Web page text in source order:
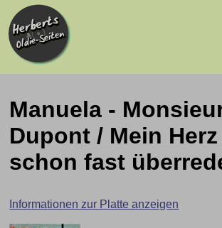
Manuela -
Dupont / Mein
schon fast
Informationen zur Platte anzeigen